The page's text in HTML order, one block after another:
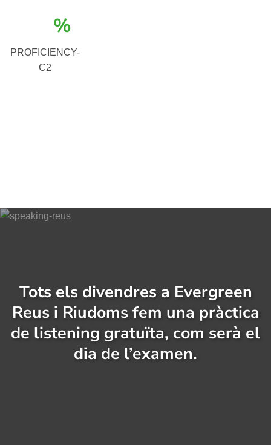
%
PROFICIENCY-
C2
Tots els divendres a Evergreen
Reus i Riudoms fem una pràctica
de listening gratuïta, com serà el
dia de l’examen.